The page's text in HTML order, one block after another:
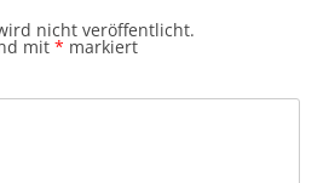
nicht veröffentlicht.
mit * markiert